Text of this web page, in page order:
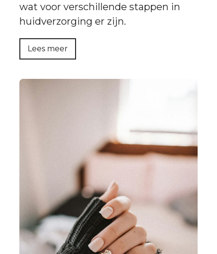
wat voor verschillende stappen in
huidverzorging er zijn.
Lees meer